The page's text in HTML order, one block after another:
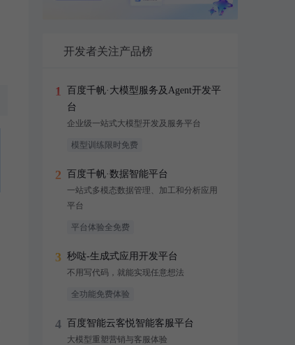
开发者关注产品榜
1
百度千帆·大模型服务及Agent开发平
台
企业级一站式大模型开发及服务平台
模型训练限时免费
2 百度千帆·数据智能平台
一站式多模态数据管理、加工和分析应用
平台
平台体验全免费
3 秒哒-生成式应用开发平台
不用写代码，就能实现任意想法
全功能免费体验
4 百度智能云客悦智能客服平台
大模型重塑营销与客服体验